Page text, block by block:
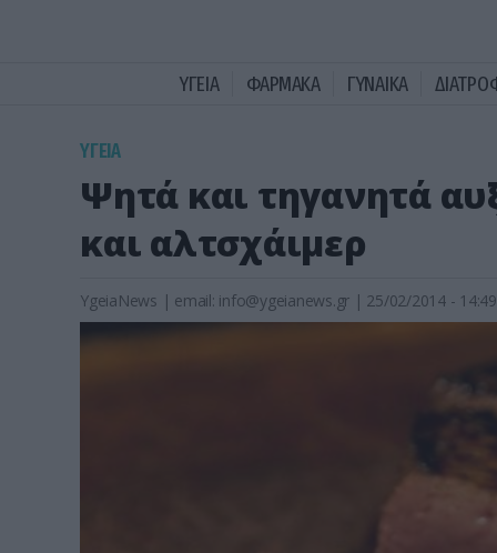
ΥΓΕΙΑ ΦΑΡΜΑΚΑ ΓΥΝΑΙΚΑ
ΥΓΕΙΑ
Ψητά και τηγανητά
και αλτσχάιμερ
YgeiaNews | email: info@ygeianews.gr | 25/02/2014 - 14:49